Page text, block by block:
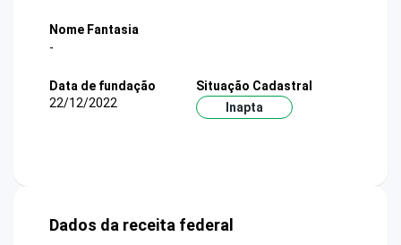
Nome Fantasia
-
Data de fundação
22/12/2022
Situação Cadastral
Inapta
Dados da receita federal